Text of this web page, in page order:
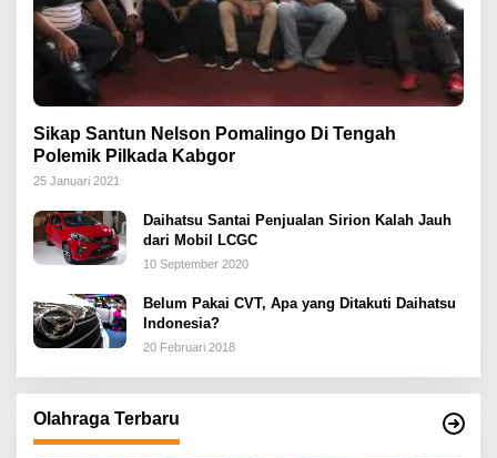
Sikap Santun Nelson Pomalingo Di Tengah
Polemik Pilkada Kabgor
25 Januari 2021
Daihatsu Santai Penjualan Sirion Kalah Jauh
dari Mobil LCGC
10 September 2020
Belum Pakai CVT, Apa yang Ditakuti Daihatsu
Indonesia?
20 Februari 2018
Olahraga Terbaru